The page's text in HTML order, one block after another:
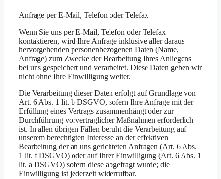
Anfrage per E-Mail, Telefon oder Telefax
Wenn Sie uns per E-Mail, Telefon oder Telefax
kontaktieren, wird Ihre Anfrage inklusive aller daraus
hervorgehenden personenbezogenen Daten (Name,
Anfrage) zum Zwecke der Bearbeitung Ihres Anliegens
bei uns gespeichert und verarbeitet. Diese Daten geben wir
nicht ohne Ihre Einwilligung weiter.
Die Verarbeitung dieser Daten erfolgt auf Grundlage von
Art. 6 Abs. 1 lit. b DSGVO, sofern Ihre Anfrage mit der
Erfüllung eines Vertrags zusammenhängt oder zur
Durchführung vorvertraglicher Maßnahmen erforderlich
ist. In allen übrigen Fällen beruht die Verarbeitung auf
unserem berechtigten Interesse an der effektiven
Bearbeitung der an uns gerichteten Anfragen (Art. 6 Abs.
1 lit. f DSGVO) oder auf Ihrer Einwilligung (Art. 6 Abs. 1
lit. a DSGVO) sofern diese abgefragt wurde; die
Einwilligung ist jederzeit widerrufbar.